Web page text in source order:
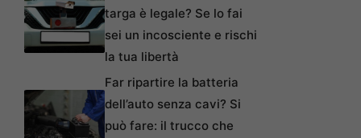
targa è legale? Se lo fai
sei un incosciente e rischi
la tua libertà
Far ripartire la batteria
dell’auto senza cavi? Si
può fare: il trucco che